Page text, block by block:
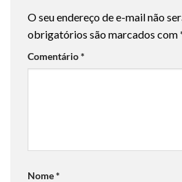
O seu endereço de e-mail não
obrigatórios são marcados com
Comentário*
Nome*